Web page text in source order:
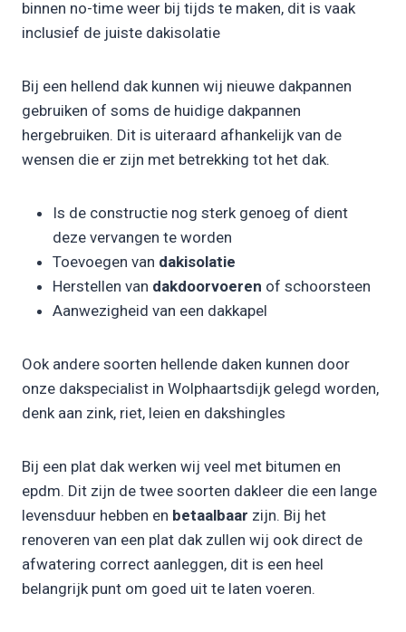
binnen no-time weer bij tijds te maken, dit is vaak
inclusief de juiste dakisolatie
Bij een hellend dak kunnen wij nieuwe dakpannen
gebruiken of soms de huidige dakpannen
hergebruiken. Dit is uiteraard afhankelijk van de
wensen die er zijn met betrekking tot het dak.
Is de constructie nog sterk genoeg of dient
deze vervangen te worden
Toevoegen van dakisolatie
Herstellen van dakdoorvoeren of schoorsteen
Aanwezigheid van een dakkapel
Ook andere soorten hellende daken kunnen door
onze dakspecialist in Wolphaartsdijk gelegd worden,
denk aan zink, riet, leien en dakshingles
Bij een plat dak werken wij veel met bitumen en
epdm. Dit zijn de twee soorten dakleer die een lange
levensduur hebben en betaalbaar zijn. Bij het
renoveren van een plat dak zullen wij ook direct de
afwatering correct aanleggen, dit is een heel
belangrijk punt om goed uit te laten voeren.